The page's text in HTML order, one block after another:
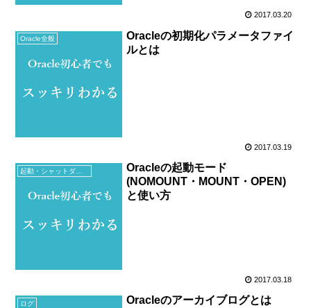
2017.03.20
Oracle全般
Oracleの初期化パラメータファイ
ルとは
2017.03.19
起動・シャットダウン・ツール
Oracleの起動モード
(NOMOUNT・MOUNT・OPEN)
と使い方
2017.03.18
ログ Oracleのアーカイブログとは